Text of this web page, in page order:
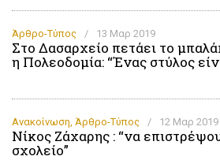
Άρθρο-Τύπος / 13 Μαρ 2019
Στο Δασαρχείο πετάει το
η Πολεοδομία: “Ένας στύλος
Ανακοίνωση, Άρθρο-Τύπος / 12 Μαρ 2019
Νίκος Ζάχαρης : “να
σχολείο”